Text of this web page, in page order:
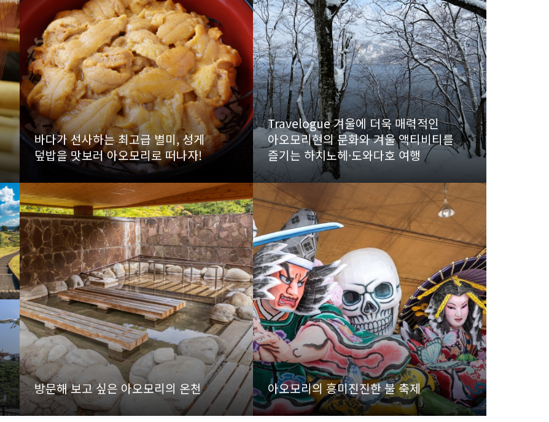
바다가 선사하는 최고급 별미, 성게
덮밥을 맛보러 아오모리로 떠나자!
Travelogue 겨울에 더욱 매력적인
아오모리현의 문화와 겨울 액티비티를
즐기는 하치노헤·도와다호 여행
방문해 보고 싶은 아오모리의 온천
more
아오모리의 흥미진진한 불 축제
more